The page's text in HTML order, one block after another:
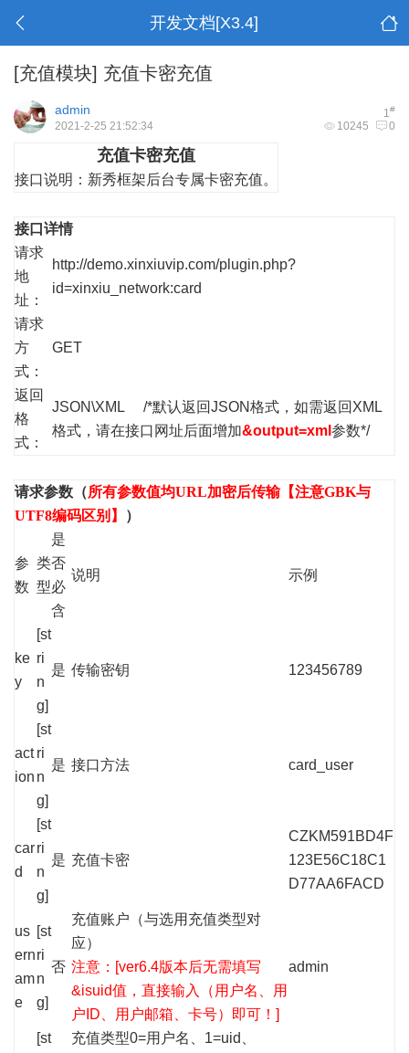
开发文档[X3.4]
[充值模块] 充值卡密充值
1#
admin
10245 0
2021-2-25 21:52:34
充值卡密充值
接口说明： 新秀框架后台专属卡密充值。
接口详情
请求
地
址：
http://demo.xinxiuvip.com/plugin.php?
id=xinxiu_network:card
请求
方
式：
GET
返回
格
式：
JSON\XML /*默认返回JSON格式，如需返回XML
格式，请在接口网址后面增加&output=xml 参数*/
请求参数（所有参数值均URL加密后传输【注意GBK与
UTF8编码区别】
）
参
数
类
型
是
否
必
含
说明 示例
ke
y
[st
ri
n
g]
是 传输密钥 123456789
act
ion
[st
ri
n
g]
是 接口方法 card_user
car
d
[st
ri
n
g]
是 充值卡密
CZKM591BD4F
123E56C18C1
D77AA6FACD
us
ern
am
e
[st
ri
n
g]
否
充值账户（与选用充值类型对
应）
注意：[ver6.4版本后无需填写
&isuid值，直接输入（用户名、用
户ID、用户邮箱、卡号）即可！]
admin
[st
充值类型0=用户名、1=uid、